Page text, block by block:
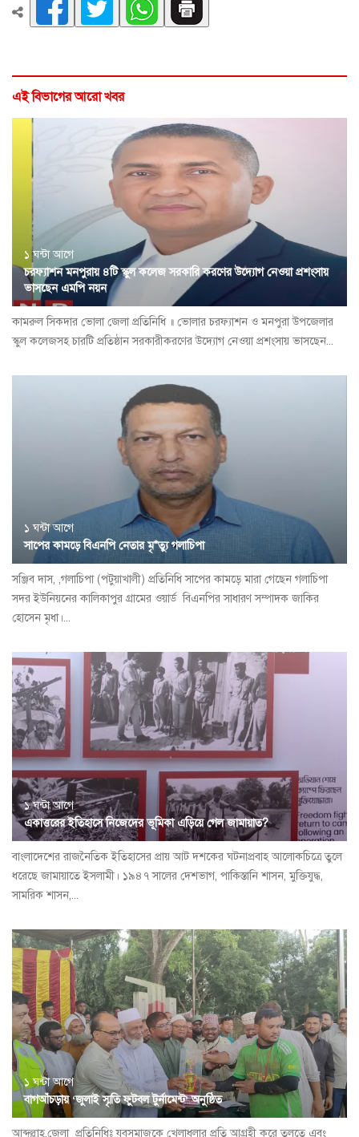
এই বিভাগের আরো খবর
১ ঘন্টা আগে
চরফ্যাশন মনপুরায় ৪টি স্কুল কলেজ সরকারি করণের উদ্যোগ নেওয়া প্রশংসায়
ভাসছেন এমপি নয়ন
কামরুল সিকদার ভোলা জেলা প্রতিনিধি ॥ ভোলার চরফ্যাশন ও মনপুরা উপজেলার
স্কুল কলেজসহ চারটি প্রতিষ্ঠান সরকারীকরণের উদ্যোগ নেওয়া প্রশংসায় ভাসছেন...
১ ঘন্টা আগে
সাপের কামড়ে বিএনপি নেতার মৃ*ত্যু গলাচিপা
সঞ্জিব দাস, ,গলাচিপা (পটুয়াখালী) প্রতিনিধি সাপের কামড়ে মারা গেছেন গলাচিপা
সদর ইউনিয়নের কালিকাপুর গ্রামের ওয়ার্ড বিএনপির সাধারণ সম্পাদক জাকির
হোসেন মৃধা।...
১ ঘন্টা আগে
একাত্তরের ইতিহাসে নিজেদের ভূমিকা এড়িয়ে গেল জামায়াত?
বাংলাদেশের রাজনৈতিক ইতিহাসের প্রায় আট দশকের ঘটনাপ্রবাহ আলোকচিত্রে তুলে
ধরেছে জামায়াতে ইসলামী। ১৯৪৭ সালের দেশভাগ, পাকিস্তানি শাসন, মুক্তিযুদ্ধ,
সামরিক শাসন,...
১ ঘন্টা আগে
বাগআঁচড়ায় ‘জুলাই স্মৃতি ফুটবল টুর্নামেন্ট’ অনুষ্ঠিত
আব্দুল্লাহ,জেলা প্রতিনিধিঃ যুবসমাজকে খেলাধুলার প্রতি আগ্রহী করে তুলতে এবং